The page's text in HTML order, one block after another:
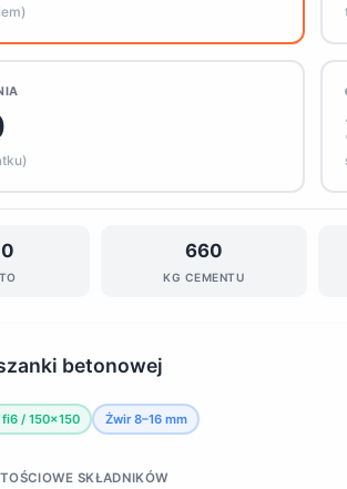
660
KG CEMENTU
betonowej
fi6 / 150×150 Żwir 8–16 mm
SKŁADNIKÓW